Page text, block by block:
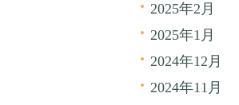
2025年2月
2025年1月
2024年12月
2024年11月